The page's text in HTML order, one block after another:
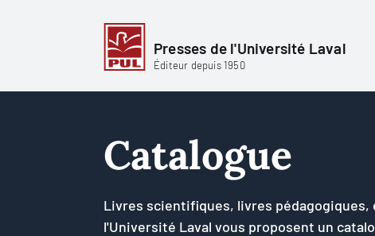
Presses de l'Université Laval
Éditeur depuis 1950
Catalogue
Livres scientifiques, livres pédagogiques,
l'Université Laval vous proposent un